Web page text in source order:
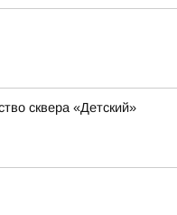
сквера «Детский»